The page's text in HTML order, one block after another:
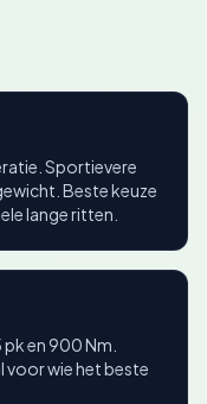
Sportievere
Beste keuze
lange ritten.
en 900 Nm.
voor wie het beste